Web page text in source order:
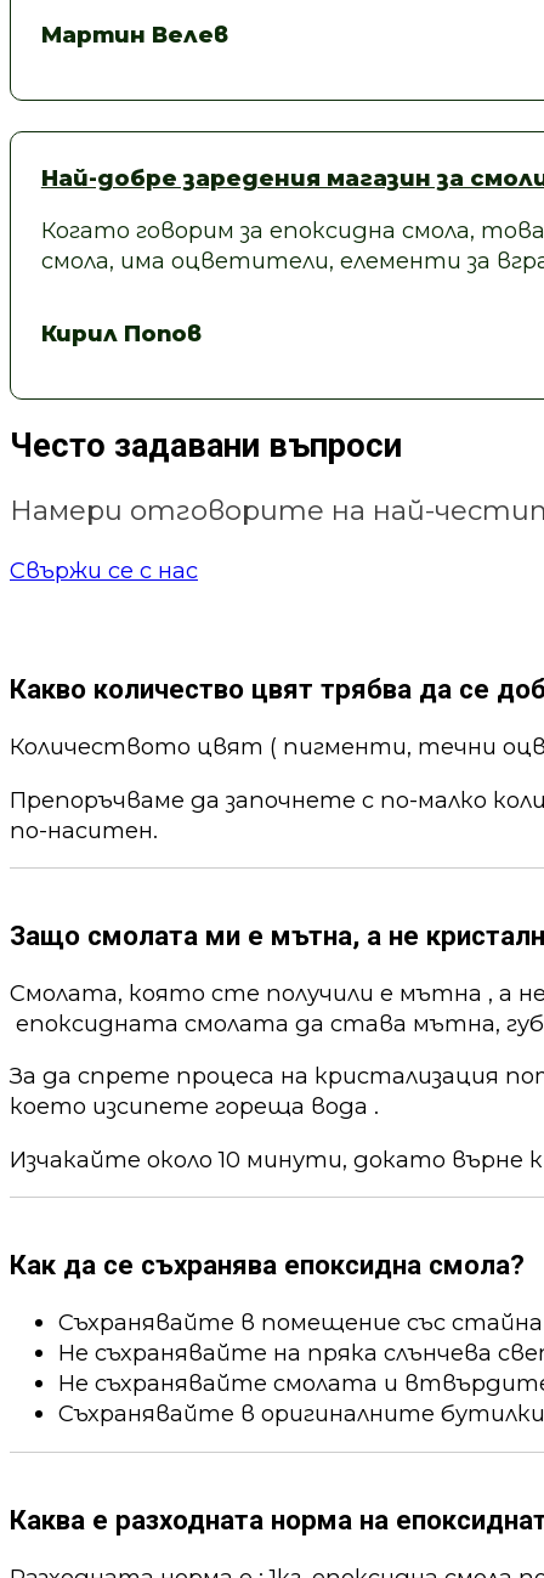
Мартин Велев
Най-добре заредения магазин за
Когато говорим за епоксидна смола,
смола, има оцветители, елементи за
Кирил Попов
Често задавани въпроси
Намери отговорите на най-
Свържи се с нас
Какво количество цвят трябва да се
Количеството цвят ( пигменти, течни
Препоръчваме да започнете с по-малко
по-наситен.
Защо смолата ми е мътна, а не
Смолата, която сте получили е мътна , а
епоксидната смолата да става мътна,
За да спрете процеса на кристализация
което изсипете гореща вода .
Изчакайте около 10 минути, докато върне
Как да се съхранява епоксидна смола?
Съхранявайте в помещение със
Не съхранявайте на пряка слънчева
Не съхранявайте смолата и
Съхранявайте в оригиналните
Каква е разходната норма на